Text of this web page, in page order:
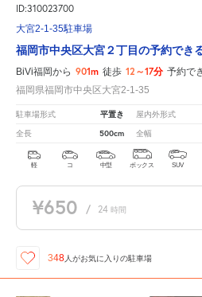
ID:310023700
大宮2-1-35駐車場
福岡市中央区大宮２丁目の予約でき
BiVi福岡から 901m 徒歩 12～17分 予約で
福岡県福岡市中央区大宮2-1-35
駐車場形式 平置き 屋内外形式
全長 500cm 全幅
軽 コ 中型 ボックス SUV
¥650 / 24 時間
348人がお気に入りの駐車場